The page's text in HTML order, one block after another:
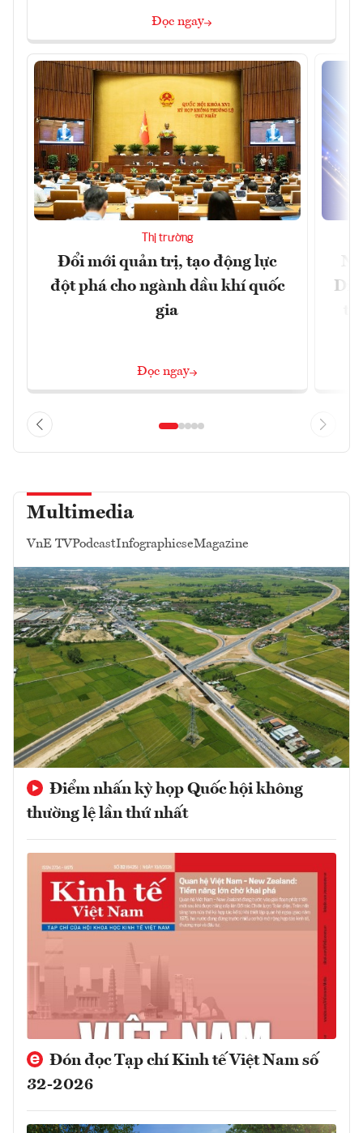
Đọc ngay
Thị trường
Đổi mới quản trị, tạo động lực
đột phá cho ngành dầu khí quốc
gia
Đọc ngay
Multimedia
VnE TVPodcastInfographicseMagazine
Điểm nhấn kỳ họp Quốc hội không
thường lệ lần thứ nhất
Đón đọc Tạp chí Kinh tế Việt Nam số
32-2026